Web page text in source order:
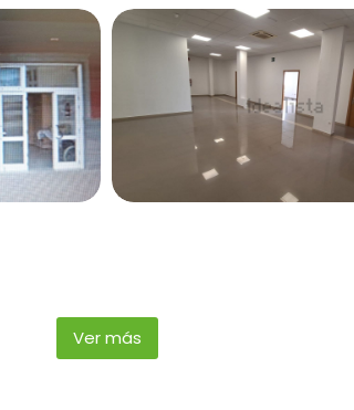
Ver más